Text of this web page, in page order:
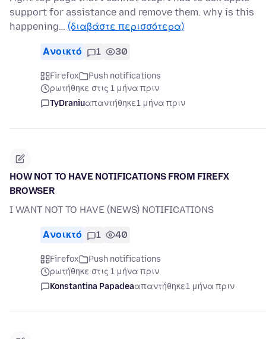
support for assistance and remove them. why is this
happening… (διαβάστε περισσότερα)
Ανοικτό 1 30
Firefox
Push notifications
ρωτήθηκε στις 1 μήνα πριν
TyDraniuαπαντήθηκε1 μήνα πριν
HOW NOT TO HAVE NOTIFICATIONS FROM FIREFX
BROWSER
I WANT NOT TO HAVE (NEWS) NOTIFICATIONS
Ανοικτό 1 40
Firefox
Push notifications
ρωτήθηκε στις 1 μήνα πριν
Konstantina Papadeaαπαντήθηκε1 μήνα πριν